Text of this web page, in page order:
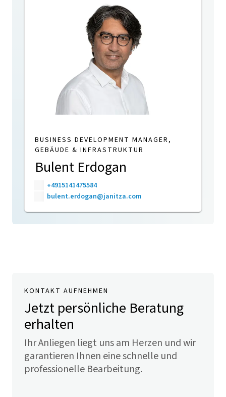
BUSINESS DEVELOPMENT MANAGER,
GEBÄUDE & INFRASTRUKTUR
Bulent Erdogan
+4915141475584
bulent.erdogan@janitza.com
KONTAKT AUFNEHMEN
Jetzt persönliche Beratung
erhalten
Ihr Anliegen liegt uns am Herzen und wir
garantieren Ihnen eine schnelle und
professionelle Bearbeitung.